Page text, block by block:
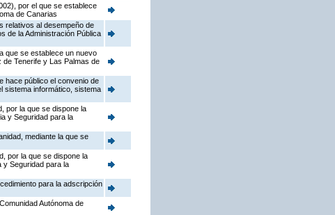
por el que se establece
de Canarias
relativos al desempeño de
de la Administración Pública
que se establece un nuevo
de Tenerife y Las Palmas de
hace público el convenio de
sistema informático, sistema
por la que se dispone la
y Seguridad para la
mediante la que se
por la que se dispone la
y Seguridad para la
para la adscripción
Autónoma de